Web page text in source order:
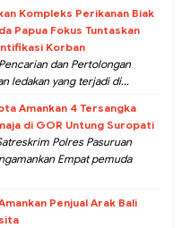
Kompleks Perikanan Biak
Papua Fokus Tuntaskan
Korban
dan Pertolongan
ledakan yang terjadi di...
Amankan 4 Tersangka
di GOR Untung Suropati
Polres Pasuruan
Empat pemuda
Penjual Arak Bali